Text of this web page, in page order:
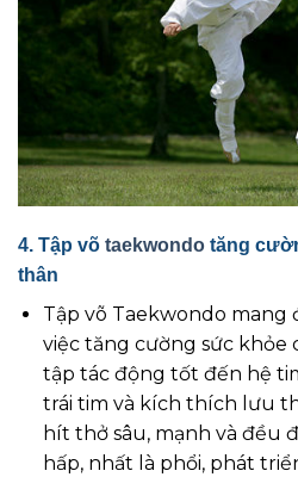
4. Tập võ taekwondo tăng
thân
Tập võ Taekwondo
việc tăng cường sức khỏe
tập tác động tốt đến hệ
trái tim và kích thích lưu
hít thở sâu, mạnh và đều
hấp, nhất là phổi, phát